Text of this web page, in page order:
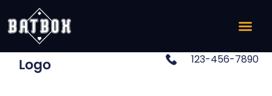
123-456-7890